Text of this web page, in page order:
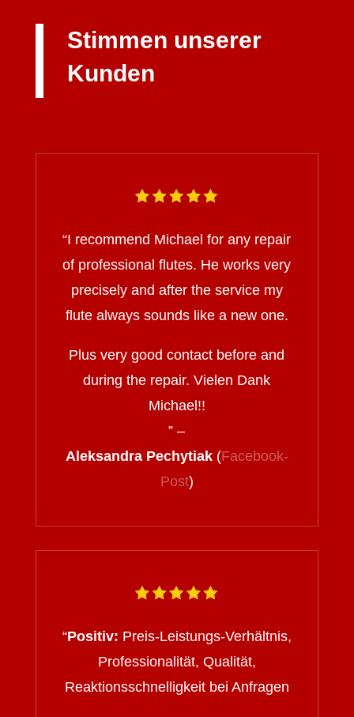
Stimmen unserer
Kunden
“I recommend Michael for any repair
of professional flutes. He works very
precisely and after the service my
flute always sounds like a new one.
Plus very good contact before and
during the repair. Vielen Dank
Michael!!
” –
Aleksandra Pechytiak(Facebook-
Post)
“Positiv: Preis-Leistungs-Verhältnis,
Professionalität, Qualität,
Reaktionsschnelligkeit bei Anfragen